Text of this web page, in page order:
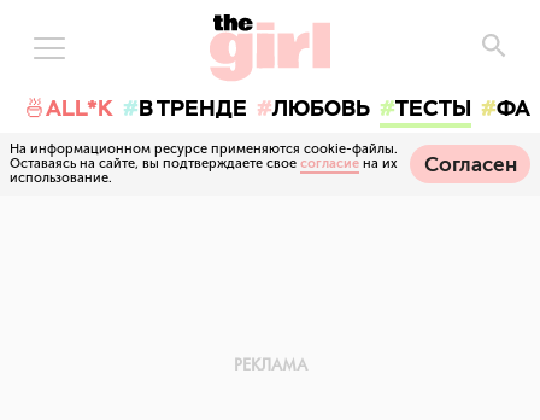
🍜ALL*K В ТРЕНДЕ ЛЮБОВЬ ТЕСТЫ
На информационном ресурсе применяются cookie-файлы.
Оставаясь на сайте, вы подтверждаете свое согласие на их
использование.
Согласен